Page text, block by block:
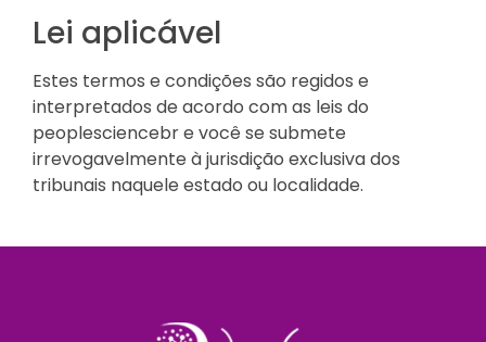
Lei aplicável
Estes termos e condições são regidos e
interpretados de acordo com as leis do
peoplesciencebr e você se submete
irrevogavelmente à jurisdição exclusiva dos
tribunais naquele estado ou localidade.